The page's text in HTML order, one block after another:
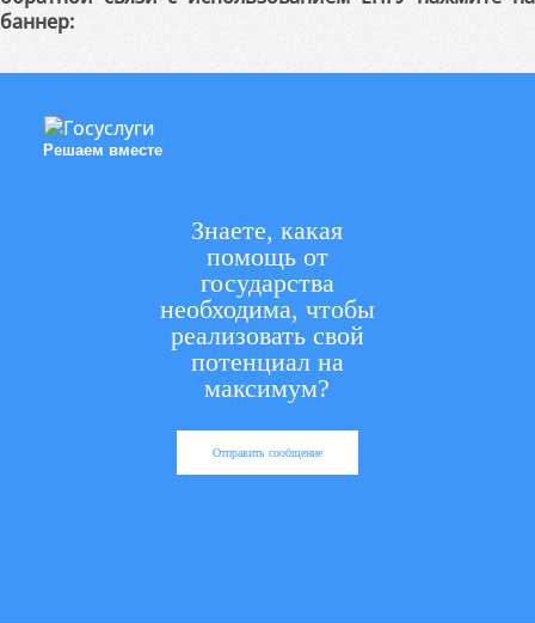
баннер:
Решаем вместе
Знаете, какая
помощь от
государства
необходима, чтобы
реализовать свой
потенциал на
максимум?
Отправить сообщение